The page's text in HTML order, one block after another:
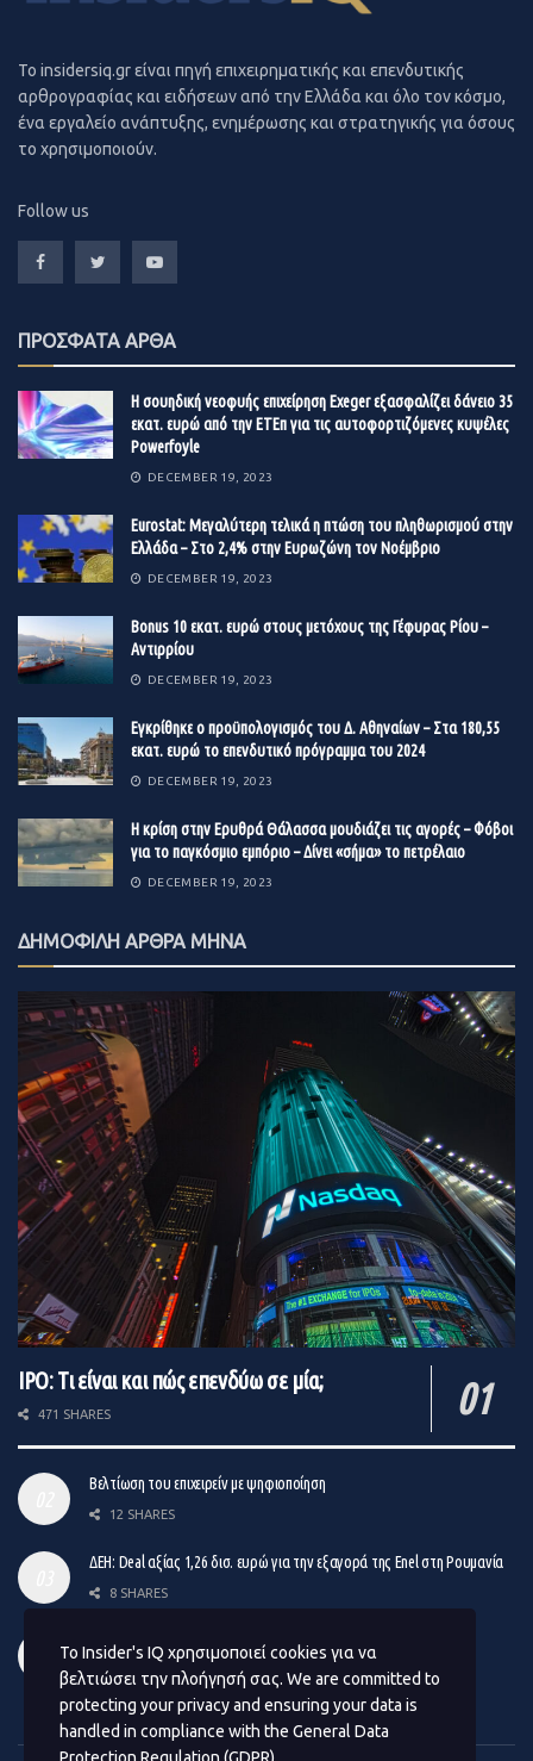
To insidersiq.gr είναι πηγή επιχειρηματικής και επενδυτικής
αρθρογραφίας και ειδήσεων από την Ελλάδα και όλο τον κόσμο,
ένα εργαλείο ανάπτυξης, ενημέρωσης και στρατηγικής για όσους
το χρησιμοποιούν.
Follow us
ΠΡΟΣΦΑΤΑ ΑΡΘΑ
Η σουηδική νεοφυής επιχείρηση Exeger εξασφαλίζει δάνειο 35
εκατ. ευρώ από την ΕΤΕπ για τις αυτοφορτιζόμενες κυψέλες
Powerfoyle
DECEMBER 19, 2023
Eurostat: Μεγαλύτερη τελικά η πτώση του πληθωρισμού στην
Ελλάδα – Στο 2,4% στην Ευρωζώνη τον Νοέμβριο
DECEMBER 19, 2023
Βonus 10 εκατ. ευρώ στους μετόχους της Γέφυρας Ρίου –
Αντιρρίου
DECEMBER 19, 2023
Εγκρίθηκε ο προϋπολογισμός του Δ. Αθηναίων – Στα 180,55
εκατ. ευρώ το επενδυτικό πρόγραμμα του 2024
DECEMBER 19, 2023
Η κρίση στην Ερυθρά Θάλασσα μουδιάζει τις αγορές – Φόβοι
για το παγκόσμιο εμπόριο – Δίνει «σήμα» το πετρέλαιο
DECEMBER 19, 2023
ΔΗΜΟΦΙΛΗ ΑΡΘΡΑ ΜΗΝΑ
IPO: Τι είναι και πώς επενδύω σε μία;
471 SHARES
Βελτίωση του επιχειρείν με ψηφιοποίηση
12 SHARES
ΔΕΗ: Deal αξίας 1,26 δισ. ευρώ για την εξαγορά της Enel στη Ρουμανία
8 SHARES
Venture Capital: Το νέο σχήμα επιχειρηματικών συμμετοχών
14 SHARES
Το Insider's IQ χρησιμοποιεί cookies για να
βελτιώσει την πλοήγησή σας. We are committed to
protecting your privacy and ensuring your data is
handled in compliance with the General Data